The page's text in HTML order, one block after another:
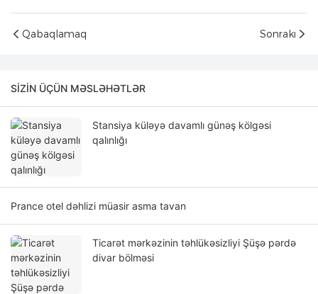
Qabaqlamaq Sonrakı
SIZIN ÜÇÜN MƏSLƏHƏTLƏR
Stansiya küləyə davamlı günəş kölgəsi
qalınlığı
Prance otel dəhlizi müasir asma tavan
Ticarət mərkəzinin təhlükəsizliyi Şüşə pərdə
divar bölməsi